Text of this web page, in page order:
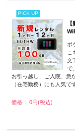
PICK UP
ポ
こ
文
で
お引っ越し、ご入院、急
（在宅勤務）にも人気で
価格： 0円(税込)